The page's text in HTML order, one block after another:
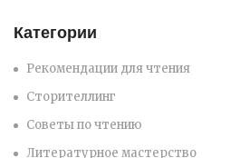
Категории
Рекомендации для чтения
Сторителлинг
Советы по чтению
Литературное мастерство